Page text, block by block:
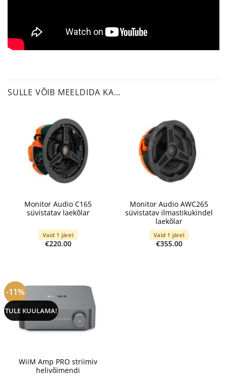
SULLE VÕIB MEELDIDA KA…
Monitor Audio C165
süvistatav laekõlar
Vaid 1 järel
€220.00
Monitor Audio AWC265
süvistatav ilmastikukindel
laekõlar
Vaid 1 järel
€355.00
-11%
TULE KUULAMA!
WiiM Amp PRO striimiv
helivõimendi